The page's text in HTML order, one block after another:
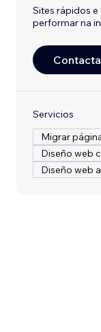
Sites rápidos
performar na
Servicios
Migrar
Diseño web
Diseño web